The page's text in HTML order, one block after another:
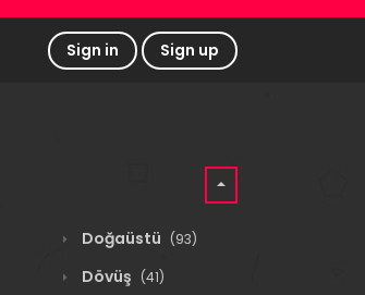
Sign in Sign up
Doğaüstü (93)
Dövüş (41)